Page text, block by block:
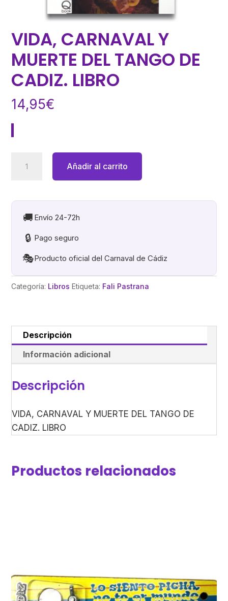
VIDA, CARNAVAL Y
MUERTE DEL TANGO DE
CADIZ. LIBRO
14,95€
CARNAVAL
MUERTE
DEL
CADIZ.
cantidad
Añadir al carrito
🚚 Envío 24-72h
🔒 Pago seguro
🎭Producto oficial del Carnaval de Cádiz
Categoría: Libros Etiqueta: Fali Pastrana
Descripción
Información adicional
Descripción
VIDA, CARNAVAL Y MUERTE DEL TANGO DE
CADIZ. LIBRO
Productos relacionados